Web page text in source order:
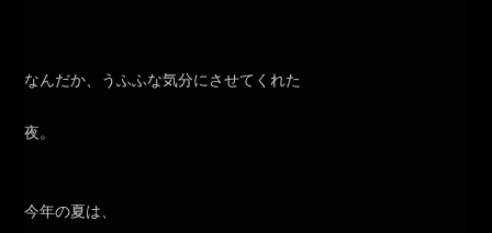
なんだか、うふふな気分にさせてくれた
夜。
今年の夏は、